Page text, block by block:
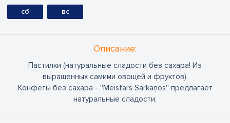
сб вс
Oписание:
Пастилки (натуральные сладости без сахара! Из
выращенных самими овощей и фруктов).
Конфеты без сахара - ''Meistars Sarkaņos'' предлагает
натуральные сладости.